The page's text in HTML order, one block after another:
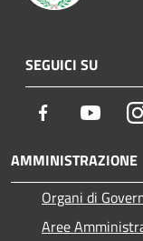
SEGUICI SU
Facebook
AMMINISTRAZIONE
Organi di
Aree